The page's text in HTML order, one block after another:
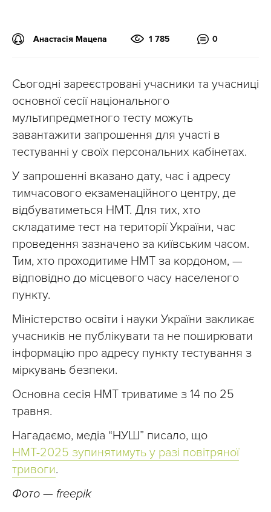
Анастасія Мацепа 1 785 0
Сьогодні зареєстровані учасники та учасниці
основної сесії національного
мультипредметного тесту можуть
завантажити запрошення для участі в
тестуванні у своїх персональних кабінетах.
У запрошенні вказано дату, час і адресу
тимчасового екзаменаційного центру, де
відбуватиметься НМТ. Для тих, хто
складатиме тест на території України, час
проведення зазначено за київським часом.
Тим, хто проходитиме НМТ за кордоном, —
відповідно до місцевого часу населеного
пункту.
Міністерство освіти і науки України закликає
учасників не публікувати та не поширювати
інформацію про адресу пункту тестування з
міркувань безпеки.
Основна сесія НМТ триватиме з 14 по 25
травня.
Нагадаємо, медіа “НУШ” писало, що
НМТ-2025 зупинятимуть у разі повітряної
тривоги.
Фото — freepik